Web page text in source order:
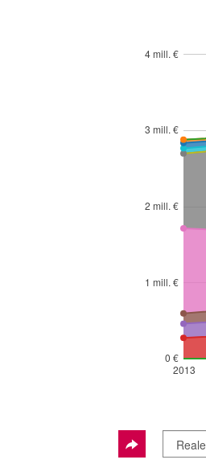
2013
0 €
1 mill. €
2 mill. €
3 mill. €
4 mill. €